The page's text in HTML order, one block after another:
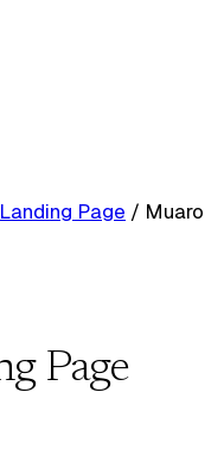
Page / Muaro
Page